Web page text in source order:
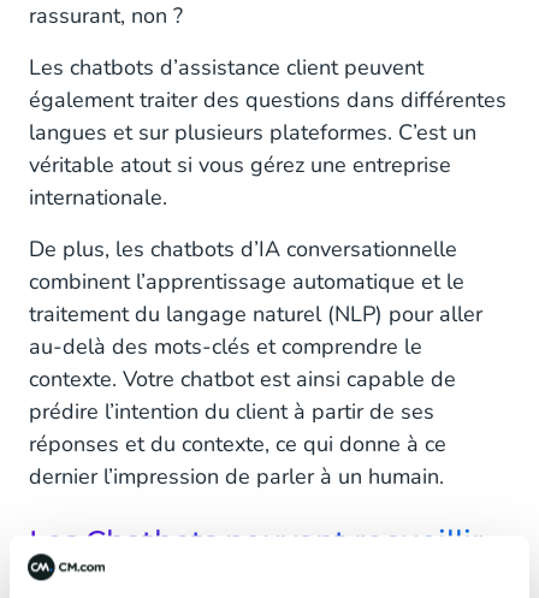
rassurant, non ?
Les chatbots d’assistance client peuvent
également traiter des questions dans différentes
langues et sur plusieurs plateformes. C’est un
véritable atout si vous gérez une entreprise
internationale.
De plus, les chatbots d’IA conversationnelle
combinent l’apprentissage automatique et le
traitement du langage naturel (NLP) pour aller
au-delà des mots-clés et comprendre le
contexte. Votre chatbot est ainsi capable de
prédire l’intention du client à partir de ses
réponses et du contexte, ce qui donne à ce
dernier l’impression de parler à un humain.
Les Chatbots peuvent recueillir
de précieuses Données Clients